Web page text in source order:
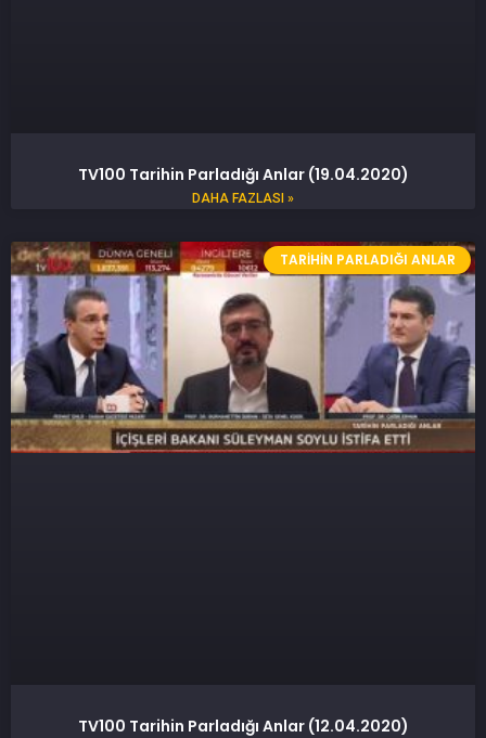
TV100 Tarihin Parladığı Anlar (19.04.2020)
DAHA FAZLASI »
TARIHIN PARLADIĞI ANLAR
TV100 Tarihin Parladığı Anlar (12.04.2020)